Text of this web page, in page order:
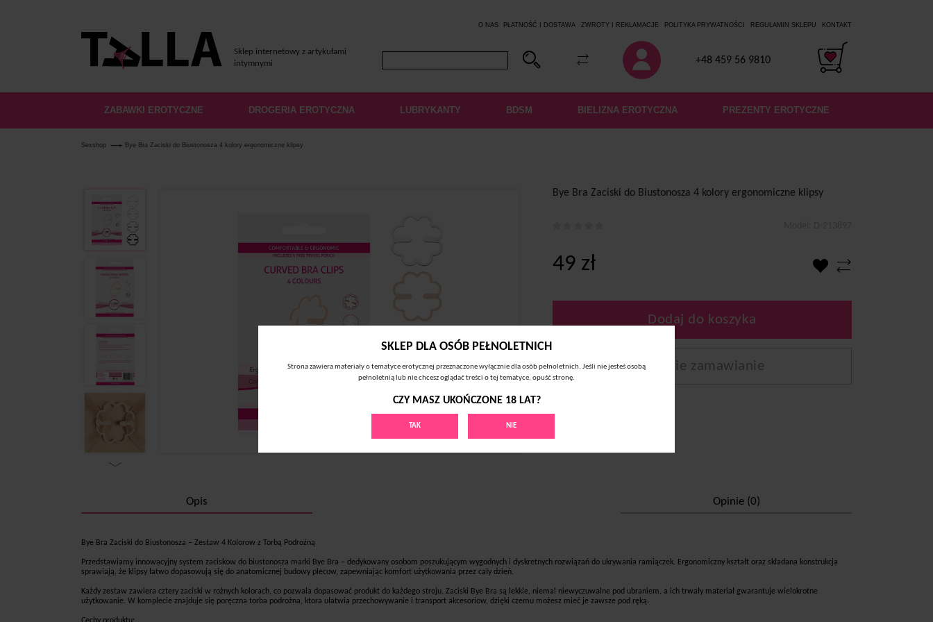
Sklep internetowy z artykułami
intymnymi
O NAS PŁATNOŚĆ I DOSTAWA ZWROTY I REKLAMACJE POLITYKA PRYWATNOŚCI REGULAMIN SKLEPU KONTAKT
+48 459 56 9810
ZABAWKI EROTYCZNE DROGERIA EROTYCZNA LUBRYKANTY BDSM BIELIZNA EROTYCZNA PREZENTY EROTYCZNE
Sexshop Bye Bra Zaciski do Biustonosza 4 kolory ergonomiczne klipsy
Next
Bye Bra Zaciski do Biustonosza 4 kolory ergonomiczne klipsy
49 zł
Dodaj do koszyka
Szybkie zamawianie
Opis Opinie (0)
Bye Bra Zaciski do Biustonosza – Zestaw 4 Kolorow z Torbą Podrożną
Przedstawiamy innowacyjny system zaciskow do biustonosza marki Bye Bra – dedykowany osobom poszukującym wygodnych i dyskretnych rozwiązań do ukrywania ramiączek. Ergonomiczny kształt oraz składana konstrukcja
sprawiają, że klipsy łatwo dopasowują się do anatomicznej budowy plecow, zapewniając komfort użytkowania przez cały dzień.
Każdy zestaw zawiera cztery zaciski w rożnych kolorach, co pozwala dopasować produkt do każdego stroju. Zaciski Bye Bra są lekkie, niemal niewyczuwalne pod ubraniem, a ich trwały materiał gwarantuje wielokrotne
użytkowanie. W komplecie znajduje się poręczna torba podrożna, ktora ułatwia przechowywanie i transport akcesoriow, dzięki czemu możesz mieć je zawsze pod ręką.
SKLEP DLA OSÓB PEŁNOLETNICH
Strona zawiera materiały o tematyce erotycznej przeznaczone wyłącznie dla osób pełnoletnich. Jeśli nie jesteś osobą
pełnoletnią lub nie chcesz oglądać treści o tej tematyce, opuść stronę.
CZY MASZ UKOŃCZONE 18 LAT?
TAK NIE